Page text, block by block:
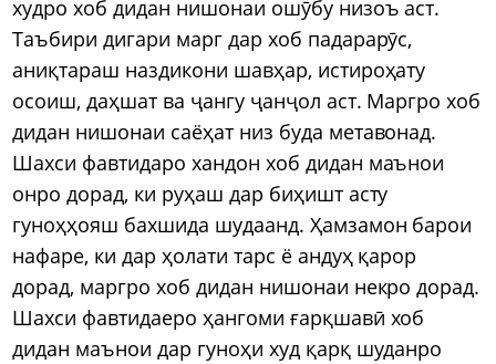
худро хоб дидан нишонаи ошӯбу низоъ аст.
Таъбири дигари марг дар хоб падарарӯс,
аниқтараш наздикони шавҳар, истироҳату
осоиш, даҳшат ва ҷангу ҷанҷол аст. Маргро хоб
дидан нишонаи саёҳат низ буда метавонад.
Шахси фавтидаро хандон хоб дидан маънои
онро дорад, ки руҳаш дар биҳишт асту
гуноҳҳояш бахшида шудаанд. Ҳамзамон барои
нафаре, ки дар ҳолати тарс ё андуҳ қарор
дорад, маргро хоб дидан нишонаи некро дорад.
Шахси фавтидаеро ҳангоми ғарқшавӣ хоб
дидан маънои дар гуноҳи худ қарқ шуданро